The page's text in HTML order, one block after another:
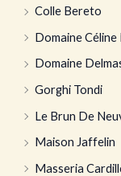
Colle Bereto
Domaine
Domaine
Gorghi Tondi
Le Brun De
Maison Jaffelin
Masseria